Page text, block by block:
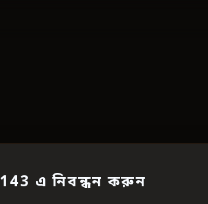
143 এ নিবন্ধন করুন